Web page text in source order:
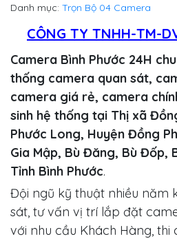
Danh mục: Trọn Bộ 04 Camera
CÔNG TY TNHH-TM-
Camera Bình Phước 24H
thống camera quan sát,
camera giá rẻ, camera
sinh hệ thống tại Thị xã
Phước Long, Huyện Đồng
Gia Mập, Bù Đăng, Bù Đốp,
Tỉnh Bình Phước.
Đội ngũ kỹ thuật nhiều năm
sát, tư vấn vị trí lắp đặt
với nhu cầu Khách Hàng,